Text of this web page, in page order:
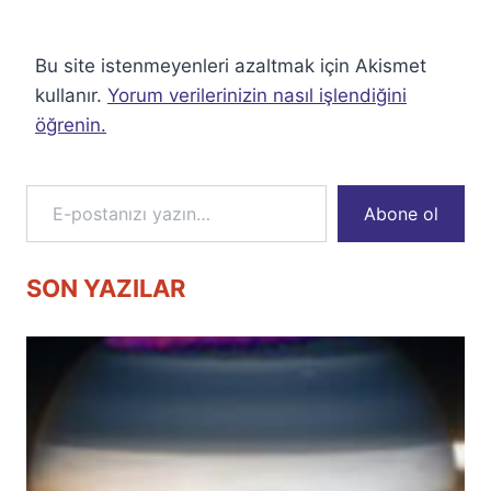
Bu site istenmeyenleri azaltmak için Akismet
kullanır. Yorum verilerinizin nasıl işlendiğini
öğrenin.
E-postanızı yazın…
Abone ol
SON YAZILAR